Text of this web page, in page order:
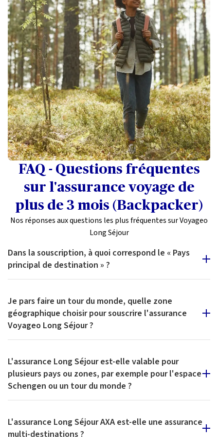
géographiques
Deux formules d'assurancecomplémentaires :
Formule Essentielle: remboursement des frais
médicaux d'urgence après intervention de la Sécurité
sociale ou autres organismes de prévoyanceFormule
Premium: frais médicaux pris en charge dès le
premier euro dépensé
FAQ - Questions fréquentes
sur l'assurance voyage de
plus de 3 mois (Backpacker)
Nos réponses aux questions les plus fréquentes sur Voyageo
Long Séjour
Dans la souscription, à quoi correspond le « Pays
principal de destination » ?
séjourner le plus de temps. En cas de modification de
dernière minute vous restez couvert pour l'ensemble des
pays compris dans la zone sélectionnée et mentionnée dans
Je pars faire un tour du monde, quelle zone
géographique choisir pour souscrire l'assurance
Voyageo Long Séjour ?
vous conseillons de sélectionner la zone « Monde entier
(USA, Canada, Caraïbes inclus) ».
L'assurance Long Séjour est-elle valable pour
plusieurs pays ou zones, par exemple pour l'espace
Schengen ou un tour du monde ?
choisie : Europe / Monde (Hors USA-Canada-Caraïbes) /
Monde entier (USA-Canada-Caraïbes inclus).
L'assurance Long Séjour AXA est-elle une assurance
multi-destinations ?